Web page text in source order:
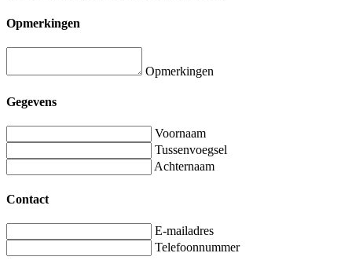
Opmerkingen
Opmerkingen
Gegevens
Voornaam
Tussenvoegsel
Achternaam
Contact
E-mailadres
Telefoonnummer